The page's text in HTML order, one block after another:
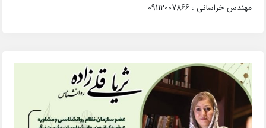
مهندس خراسانی : 09112007866